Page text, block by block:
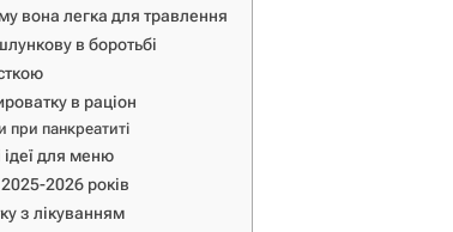
вона легка для травлення
в боротьбі
в раціон
при панкреатиті
ідеї для меню
2026 років
з лікуванням